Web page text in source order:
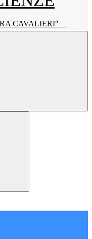
CAVALIERI"